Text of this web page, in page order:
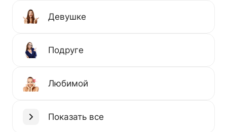
Девушке
Подруге
Любимой
Показать все